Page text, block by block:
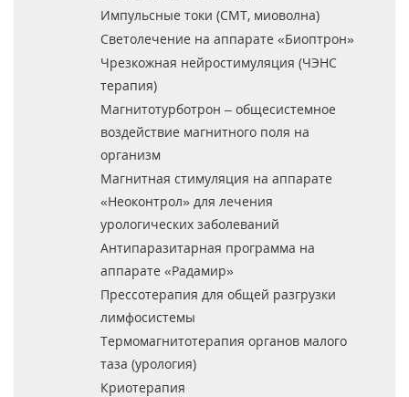
Импульсные токи (СМТ, миоволна)
Светолечение на аппарате «Биоптрон»
Чрезкожная нейростимуляция (ЧЭНС
терапия)
Магнитотурботрон – общесистемное
воздействие магнитного поля на
организм
Магнитная стимуляция на аппарате
«Неоконтрол» для лечения
урологических заболеваний
Антипаразитарная программа на
аппарате «Радамир»
Прессотерапия для общей разгрузки
лимфосистемы
Термомагнитотерапия органов малого
таза (урология)
Криотерапия